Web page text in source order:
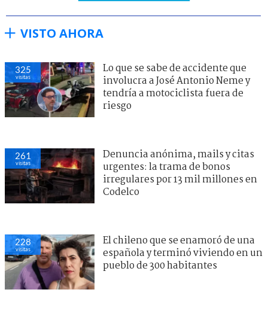
VISTO AHORA
325
visitas
Lo que se sabe de accidente que
involucra a José Antonio Neme y
tendría a motociclista fuera de
riesgo
261
visitas
Denuncia anónima, mails y citas
urgentes: la trama de bonos
irregulares por 13 mil millones en
Codelco
228
visitas
El chileno que se enamoró de una
española y terminó viviendo en un
pueblo de 300 habitantes